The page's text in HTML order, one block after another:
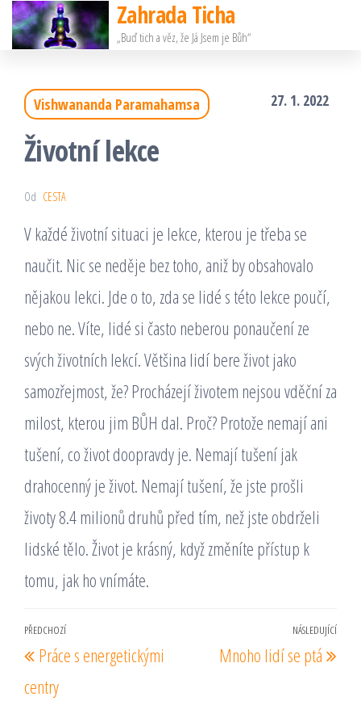
Přeskočit
na
Zahrada Ticha
„Buď tich a věz, že Já Jsem je Bůh“
Vishwananda Paramahamsa 27. 1. 2022
Životní lekce
Od CESTA
V každé životní situaci je lekce, kterou je třeba se
naučit. Nic se neděje bez toho, aniž by obsahovalo
nějakou lekci. Jde o to, zda se lidé s této lekce poučí,
nebo ne. Víte, lidé si často neberou ponaučení ze
svých životních lekcí. Většina lidí bere život jako
samozřejmost, že? Procházejí životem nejsou vděční za
milost, kterou jim BŮH dal. Proč? Protože nemají ani
tušení, co život doopravdy je. Nemají tušení jak
drahocenný je život. Nemají tušení, že jste prošli
životy 8.4 milionů druhů před tím, než jste obdrželi
lidské tělo. Život je krásný, když změníte přístup k
tomu, jak ho vnímáte.
Navigace
pro
příspěvek
Předchozí
příspěvek
PŘEDCHOZÍ
Práce s energetickými
centry
NÁSLEDUJÍCÍ
Mnoho lidí se ptá